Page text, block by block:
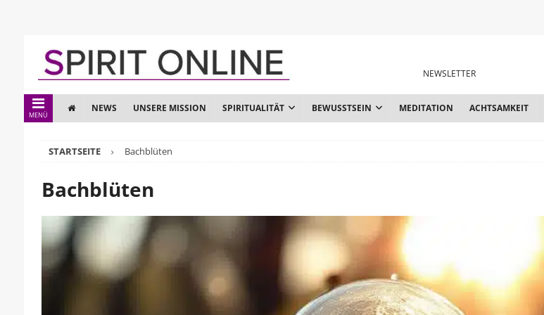
NEWSLETTER
MENÜ
NEWS UNSERE MISSION SPIRITUALITÄT BEWUSSTSEIN MEDITATION ACHTSAMKEIT
STARTSEITE Bachblüten
Bachblüten